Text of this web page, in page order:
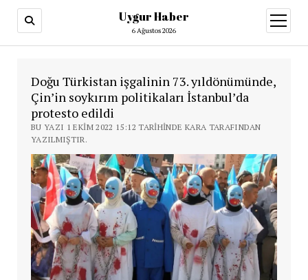
Uygur Haber
6 Ağustos 2026
aç
Doğu Türkistan işgalinin 73. yıldönümünde,
Çin’in soykırım politikaları İstanbul’da
protesto edildi
BU YAZI 1 EKIM 2022 15:12 TARIHINDE KARA TARAFINDAN
YAZILMIŞTIR.